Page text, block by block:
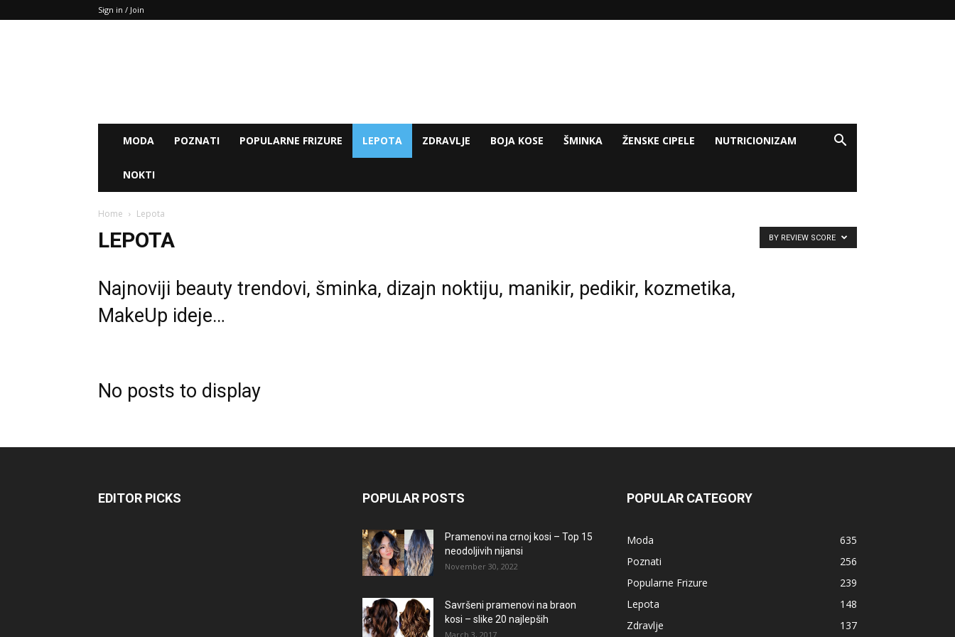
Sign in / Join
MODA POZNATI POPULARNE FRIZURE LEPOTA ZDRAVLJE BOJA KOSE ŠMINKA ŽENSKE CIPELE NUTRICIONIZAM
NOKTI
Home Lepota
LEPOTA
Najnoviji beauty trendovi, šminka, dizajn noktiju, manikir, pedikir, kozmetika,
MakeUp ideje…
BY REVIEW SCORE
No posts to display
EDITOR PICKS POPULAR POSTS
Pramenovi na crnoj kosi – Top 15
neodoljivih nijansi
November 30, 2022
Savršeni pramenovi na braon
kosi – slike 20 najlepših
March 3, 2017
POPULAR CATEGORY
Moda
635
Poznati
256
Popularne Frizure
239
Lepota
148
Zdravlje
137